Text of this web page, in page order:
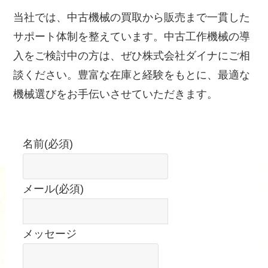
当社では、中古機械の買取から販売まで一貫した
サポート体制を整えています。中古工作機械の導
入をご検討中の方は、ぜひ株式会社ダイナにご相
談ください。豊富な在庫と経験をもとに、最適な
機械選びをお手伝いさせていただきます。
名前(必須)
メール(必須)
メッセージ